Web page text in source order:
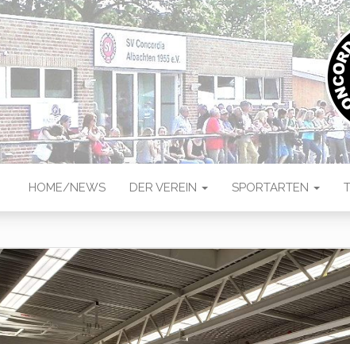
in Münster-Albachten
HOME/NEWS DER VEREIN SPORTARTEN